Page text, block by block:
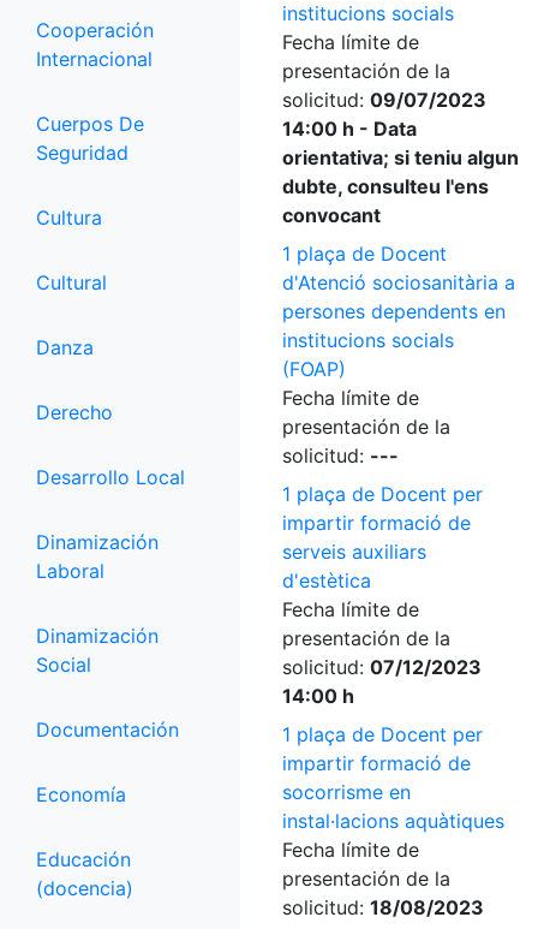
Cooperación
Internacional
Cuerpos De
Seguridad
Cultura
Cultural
Danza
Derecho
Desarrollo Local
Dinamización
Laboral
Dinamización
Social
Documentación
Economía
Educación
(docencia)
institucions socials
Fecha límite de
presentación de la
solicitud: 09/07/2023
14:00 h - Data
orientativa; si teniu algun
dubte, consulteu l'ens
convocant
1 plaça de Docent
d'Atenció sociosanitària a
persones dependents en
institucions socials
(FOAP)
Fecha límite de
presentación de la
solicitud: ---
1 plaça de Docent per
impartir formació de
serveis auxiliars
d'estètica
Fecha límite de
presentación de la
solicitud: 07/12/2023
14:00 h
1 plaça de Docent per
impartir formació de
socorrisme en
instal·lacions aquàtiques
Fecha límite de
presentación de la
solicitud: 18/08/2023